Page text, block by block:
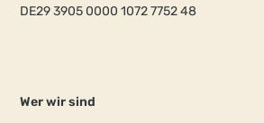
DE29 3905 0000 1072 7752 48
Wer wir sind